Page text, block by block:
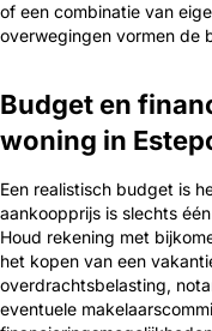
of een combinatie van
overwegingen vormen de
Budget en
woning in
Een realistisch budget is
aankoopprijs is slechts
Houd rekening met
het kopen van een
overdrachtsbelasting,
eventuele